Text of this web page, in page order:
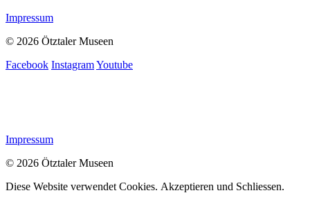
Impressum
© 2026 Ötztaler Museen
Facebook InstagramYoutube
Impressum
© 2026 Ötztaler Museen
Diese Website verwendet Cookies. Akzeptieren und Schliessen.